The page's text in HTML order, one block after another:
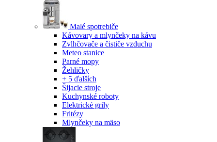
Malé spotrebiče
Kávovary a mlynčeky na kávu
Zvlhčovače a čističe vzduchu
Meteo stanice
Parné mopy
Žehličky
+ 5 ďalších
Šijacie stroje
Kuchynské roboty
Elektrické grily
Fritézy
Mlynčeky na mäso